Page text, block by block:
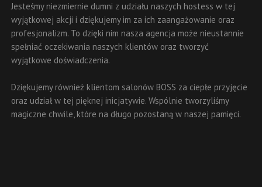
Jesteśmy niezmiernie dumni z udziału naszych hostess w tej
wyjątkowej akcji i dziękujemy im za ich zaangażowanie oraz
profesjonalizm. To dzięki nim nasza agencja może nieustannie
spełniać oczekiwania naszych klientów oraz tworzyć
wyjątkowe doświadczenia.
Dziękujemy również klientom salonów BOSS za ciepłe przyjęcie
oraz udział w tej pięknej inicjatywie. Wspólnie tworzyliśmy
magiczne chwile, które na długo pozostaną w naszej pamięci.